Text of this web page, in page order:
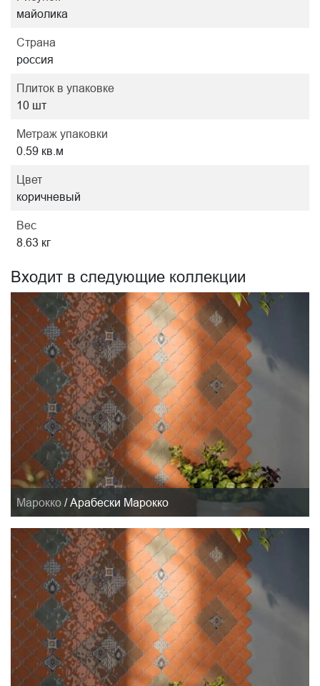
майолика
Страна
россия
Плиток в упаковке
10 шт
Метраж упаковки
0.59 кв.м
Цвет
коричневый
Вес
8.63 кг
Входит в следующие коллекции
Марокко / Арабески Марокко